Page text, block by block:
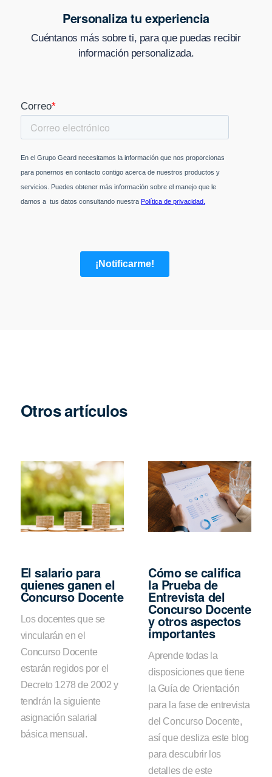
Personaliza tu experiencia
Cuéntanos más sobre ti, para que puedas recibir
información personalizada.
Otros artículos
El salario para
quienes ganen el
Concurso Docente
Los docentes que se
vincularán en el
Concurso Docente
estarán regidos por el
Decreto 1278 de 2002 y
tendrán la siguiente
asignación salarial
básica mensual.
Cómo se califica
la Prueba de
Entrevista del
Concurso Docente
y otros aspectos
importantes
Aprende todas la
disposiciones que tiene
la Guía de Orientación
para la fase de entrevista
del Concurso Docente,
así que desliza este blog
para descubrir los
detalles de este